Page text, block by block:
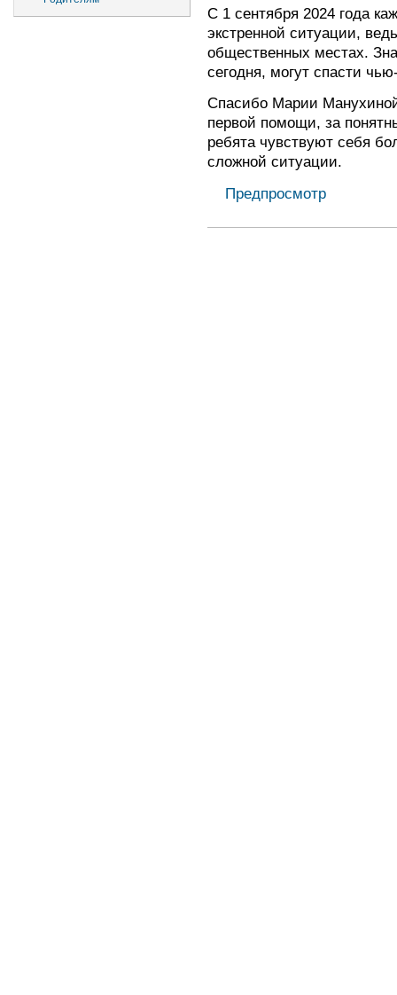
С 1 сентября 2024 года
экстренной ситуации,
общественных местах.
сегодня, могут спасти
Спасибо Марии
первой помощи, за
ребята чувствуют себя
сложной ситуации.
Предпросмотр